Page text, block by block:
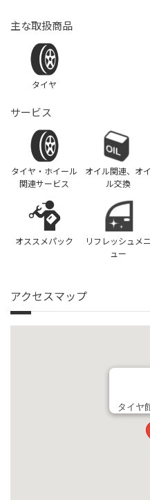
主な取扱商品
タイヤ
サービス
タイヤ・ホイール
関連サービス
オイル関連、オイ
ル交換
オススメパック
リフレッシュメニ
ュー
アクセスマップ
タイヤ